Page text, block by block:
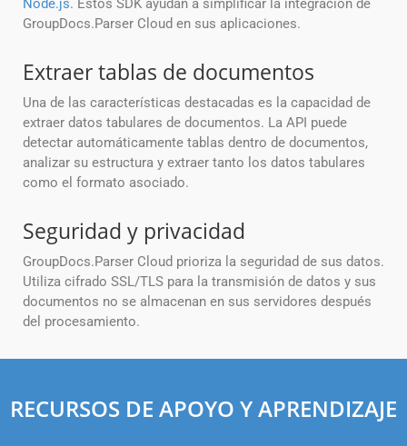
Node.js. Estos SDK ayudan a simplificar la integración de
GroupDocs.Parser Cloud en sus aplicaciones.
Extraer tablas de documentos
Una de las características destacadas es la capacidad de
extraer datos tabulares de documentos. La API puede
detectar automáticamente tablas dentro de documentos,
analizar su estructura y extraer tanto los datos tabulares
como el formato asociado.
Seguridad y privacidad
GroupDocs.Parser Cloud prioriza la seguridad de sus datos.
Utiliza cifrado SSL/TLS para la transmisión de datos y sus
documentos no se almacenan en sus servidores después
del procesamiento.
RECURSOS DE APOYO Y APRENDIZAJE